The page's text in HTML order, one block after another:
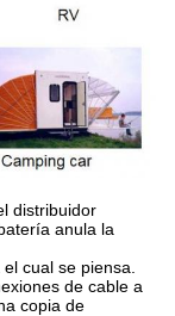
distribuidor
anula la
cual se piensa.
de cable a
copia de